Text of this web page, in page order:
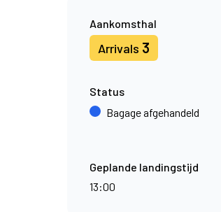
Aankomsthal
Arrivals 3
Status
Bagage afgehandeld
Geplande landingstijd
13:00